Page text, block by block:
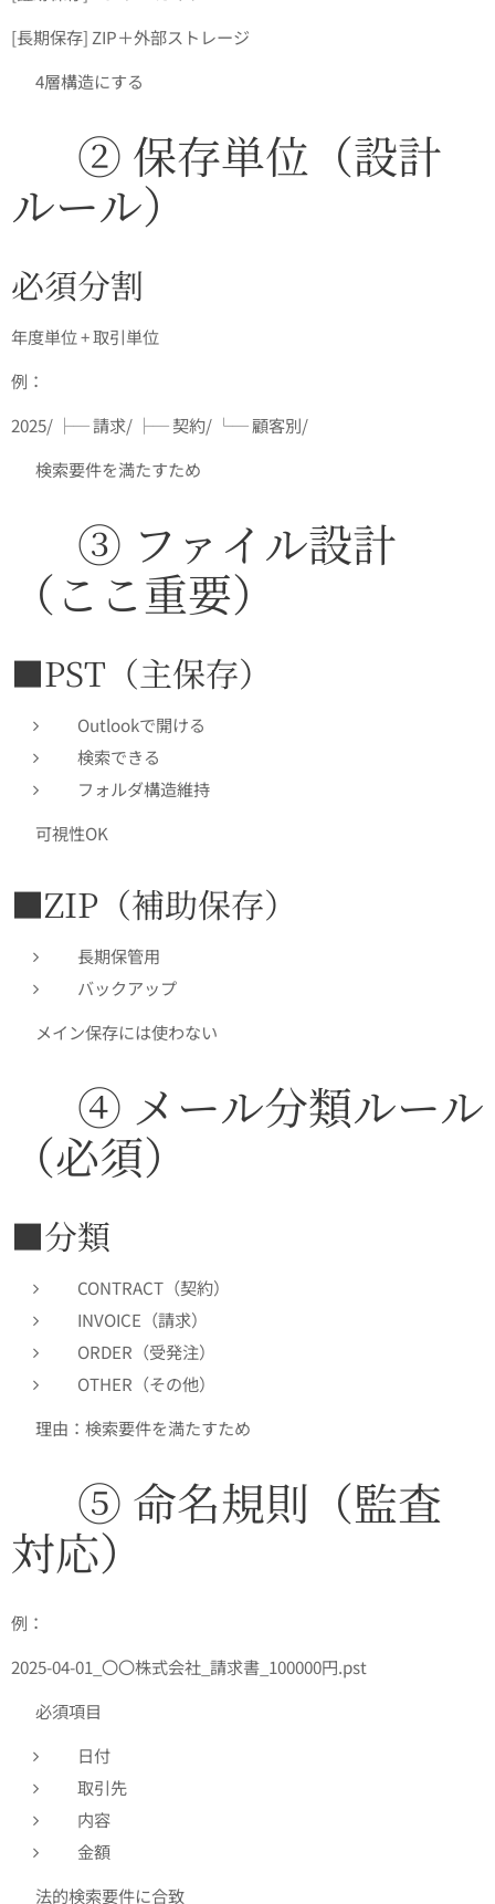
[長期保存] ZIP＋外部ストレージ
👉 4層構造にする
✅ ② 保存単位（設計
ルール）
必須分割
年度単位 + 取引単位
例：
2025/ ├─ 請求/ ├─ 契約/ └─ 顧客別/
👉 検索要件を満たすため
✅ ③ ファイル設計
（ここ重要）
■PST（主保存）
Outlookで開ける
検索できる
フォルダ構造維持
👉 可視性OK
■ZIP（補助保存）
長期保管用
バックアップ
👉 メイン保存には使わない
✅ ④ メール分類ルール
（必須）
■分類
CONTRACT（契約）
INVOICE（請求）
ORDER（受発注）
OTHER（その他）
👉 理由：検索要件を満たすため
✅ ⑤ 命名規則（監査
対応）
例：
2025-04-01_〇〇株式会社_請求書_100000円.pst
👉 必須項目
日付
取引先
内容
金額
👉 法的検索要件に合致